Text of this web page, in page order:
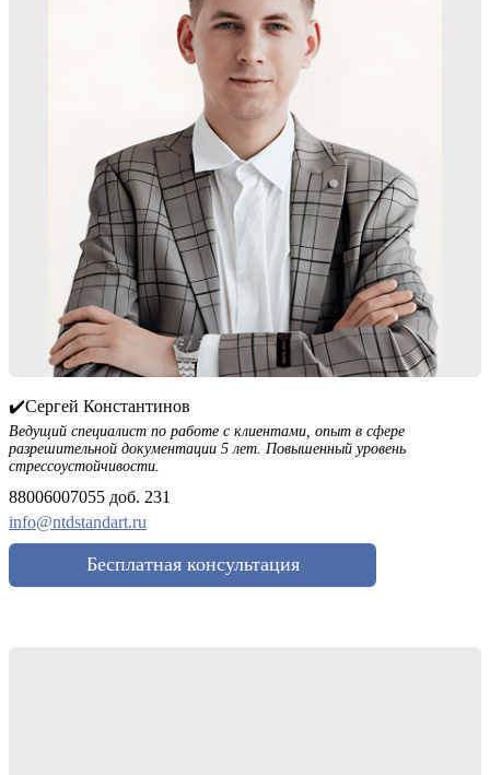
✔️Сергей Константинов
Ведущий специалист по работе с клиентами, опыт в сфере
разрешительной документации 5 лет. Повышенный уровень
стрессоустойчивости.
88006007055 доб. 231
info@ntdstandart.ru
Бесплатная консультация